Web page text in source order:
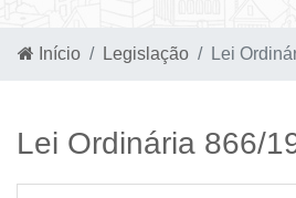
Início Legislação Lei
Lei Ordinária 866/